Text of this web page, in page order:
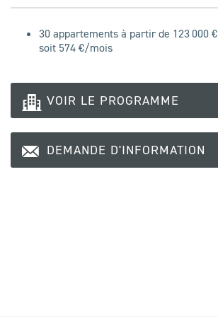
30 appartements à partir de 123 000 €
soit 574 €/mois
VOIR LE PROGRAMME
DEMANDE D'INFORMATION